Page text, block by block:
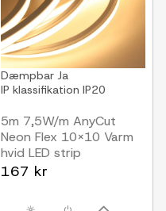
Dæmpbar Ja
IP klassifikation IP20
5m 7,5W/m AnyCut
Neon Flex 10x10 Varm
hvid LED strip
12V DC, Ingen
167 kr